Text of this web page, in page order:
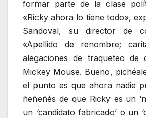
formar parte de la clase
«Ricky ahora lo tiene todo»,
Sandoval, su director de
«Apellido de renombre;
alegaciones de traqueteo de
Mickey Mouse. Bueno,
el punto es que ahora nadie
ñeñeñés de que Ricky es un
un ‘candidato fabricado’ o un